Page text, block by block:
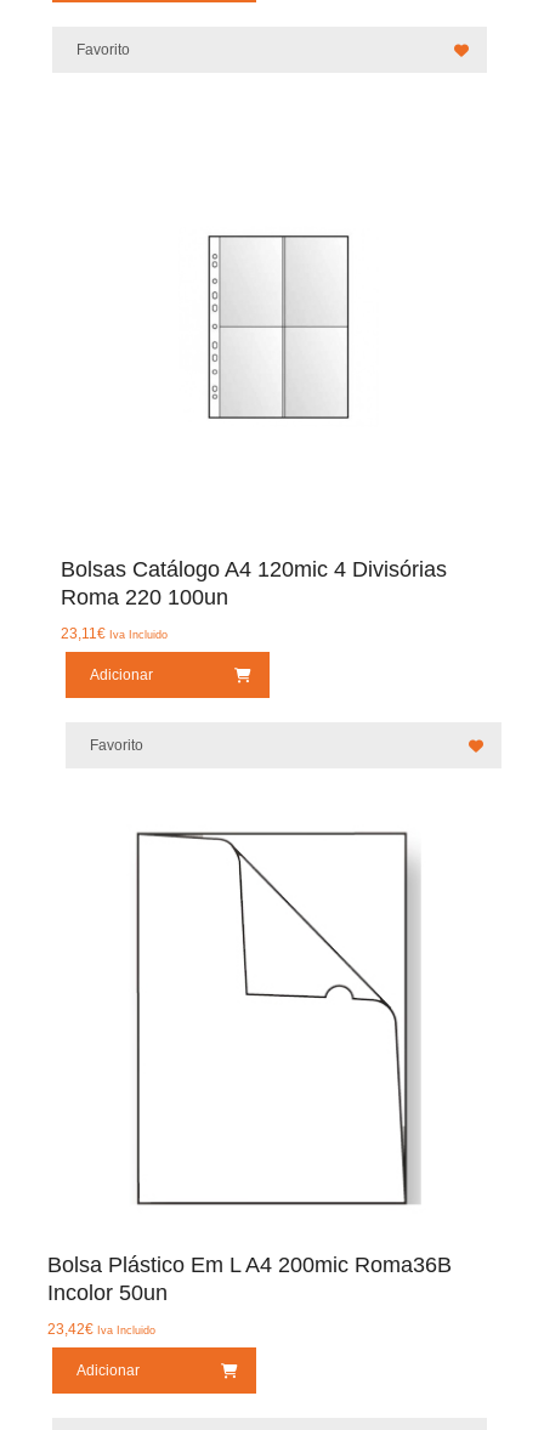
Favorito
Bolsas Catálogo A4 120mic 4 Divisórias
Roma 220 100un
23,11€ Iva Incluido
Adicionar
Favorito
Bolsa Plástico Em L A4 200mic Roma36B
Incolor 50un
23,42€ Iva Incluido
Adicionar